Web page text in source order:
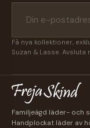
Få nya kollektioner,
Suzan & Lasse. Avsluta
Familjeägd läder- och
Handplockat läder av